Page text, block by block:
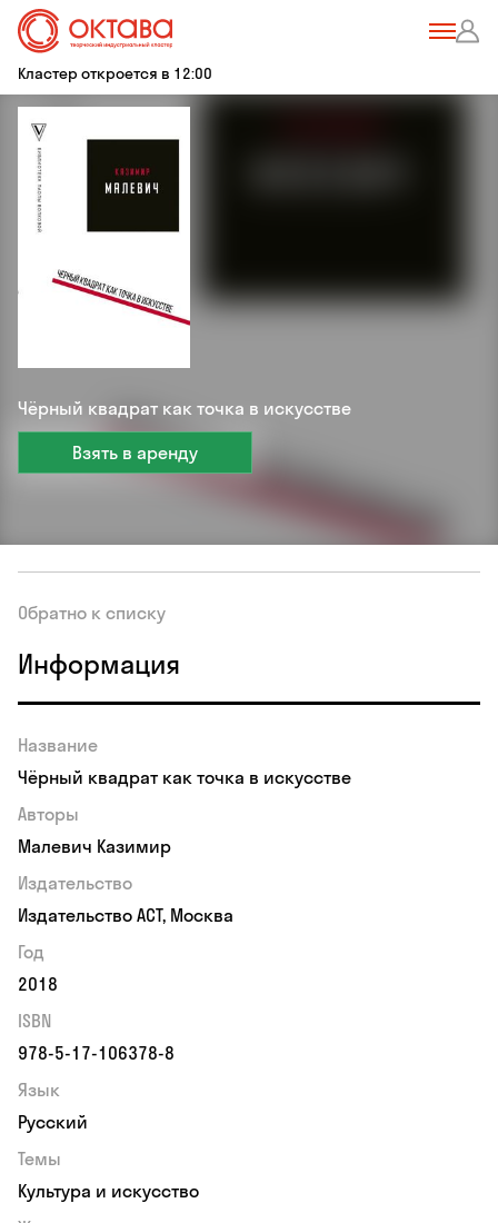
Кластер откроется в 12:00
Чёрный квадрат как точка в искусстве
Взять в аренду
Обратно к списку
Информация
Название
Чёрный квадрат как точка в искусстве
Авторы
Малевич Казимир
Издательство
Издательство АСТ, Москва
Год
2018
ISBN
978-5-17-106378-8
Язык
Русский
Темы
Культура и искусство